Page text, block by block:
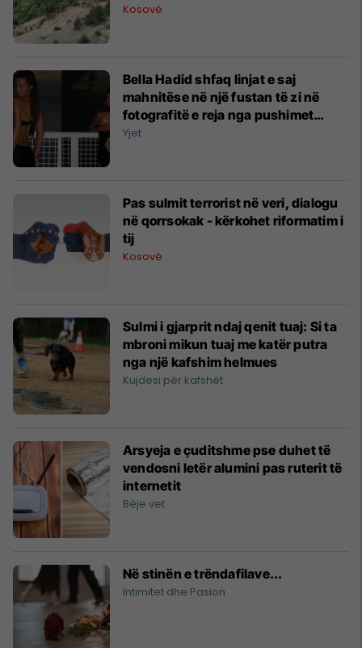
Kosovë
Bella Hadid shfaq linjat e saj
mahnitëse në një fustan të zi në
fotografitë e reja nga pushimet
tropikale
Yjet
Pas sulmit terrorist në veri, dialogu
në qorrsokak - kërkohet riformatim i
tij
Kosovë
Sulmi i gjarprit ndaj qenit tuaj: Si ta
mbroni mikun tuaj me katër putra
nga një kafshim helmues
Kujdesi për kafshët
Arsyeja e çuditshme pse duhet të
vendosni letër alumini pas ruterit të
internetit
Bëje vet
Në stinën e trëndafilave...
Intimitet dhe Pasion